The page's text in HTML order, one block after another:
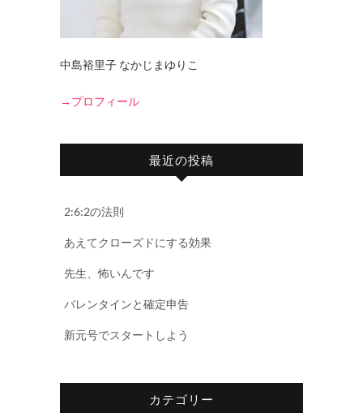
中島裕里子 なかじまゆりこ
→プロフィール
最近の投稿
2:6:2の法則
あえてクローズドにする効果
先生、怖いんです
バレンタインと確定申告
新元号でスタートしよう
カテゴリー